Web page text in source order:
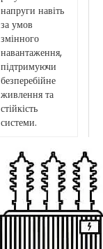
напруги навіть
за умов
змінного
навантаження,
підтримуючи
безперебійне
живлення та
стійкість
системи.